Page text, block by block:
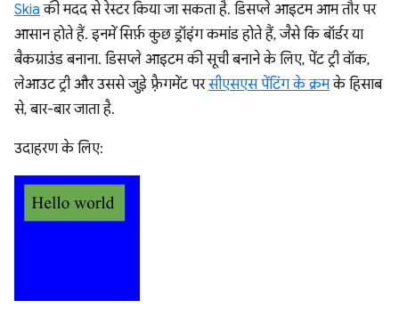
Skia की मदद से रेस्टर किया जा सकता है. डिसप्ले आइटम आम तौर पर
आसान होते हैं. इनमें सिर्फ़ कुछ ड्रॉइंग कमांड होते हैं, जैसे कि बॉर्डर या
बैकग्राउंड बनाना. डिसप्ले आइटम की सूची बनाने के लिए, पेंट ट्री वॉक,
लेआउट ट्री और उससे जुड़े फ़्रैगमेंट परसीएसएस पेंटिंग के क्रमके हिसाब
से, बार-बार जाता है.
उदाहरण के लिए: